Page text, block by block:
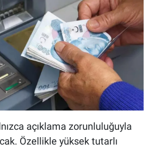
açıklama zorunluluğuyla
Özellikle yüksek tutarlı